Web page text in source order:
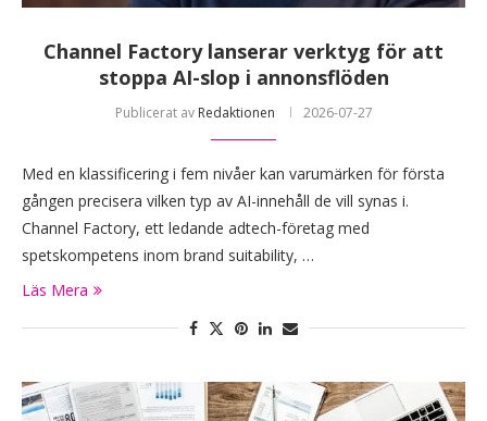
Channel Factory lanserar verktyg för att
stoppa AI-slop i annonsflöden
Publicerat av Redaktionen 2026-07-27
Med en klassificering i fem nivåer kan varumärken för första
gången precisera vilken typ av AI-innehåll de vill synas i.
Channel Factory, ett ledande adtech-företag med
spetskompetens inom brand suitability, …
Läs Mera